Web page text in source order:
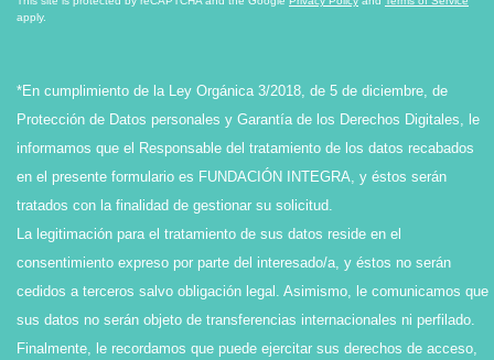
apply.
*En cumplimiento de la Ley Orgánica 3/2018, de 5 de diciembre, de
Protección de Datos personales y Garantía de los Derechos Digitales, le
informamos que el Responsable del tratamiento de los datos recabados
en el presente formulario es FUNDACIÓN INTEGRA, y éstos serán
tratados con la finalidad de gestionar su solicitud.
La legitimación para el tratamiento de sus datos reside en el
consentimiento expreso por parte del interesado/a, y éstos no serán
cedidos a terceros salvo obligación legal. Asimismo, le comunicamos que
sus datos no serán objeto de transferencias internacionales ni perfilado.
Finalmente, le recordamos que puede ejercitar sus derechos de acceso,